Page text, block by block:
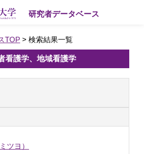
研究者データベース
TOP > 検索結果一覧
看護学、地域看護学
ツヨ）